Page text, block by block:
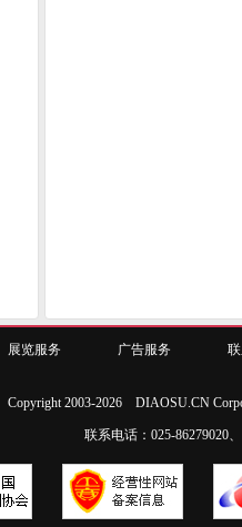
展览服务 广告服务
Copyright 2003-2026 DIAOSU.CN
联系电话：025-86279020